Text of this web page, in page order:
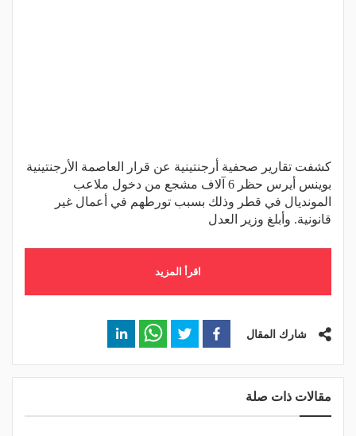
كشفت تقارير صحفية أرجنتينية عن قرار العاصمة الأرجنتينية
بوينس أيرس حظر 6 آلاف مشجع من دخول ملاعب
المونديال في قطر وذلك بسبب تورطهم في أعمال غير
قانونية. وأبلغ وزير العدل
اقرأ المزيد
شارك المقال
مقالات ذات صلة